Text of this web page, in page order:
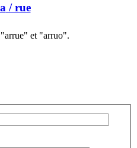
/ rue
et "arruo".